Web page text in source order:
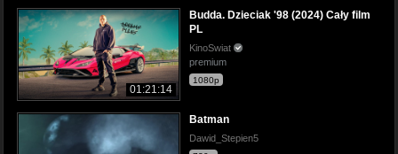
01:21:14
Budda. Dzieciak '98 (2024) Cały film
PL
KinoSwiat
premium
1080p
Batman
Dawid_Stepien5